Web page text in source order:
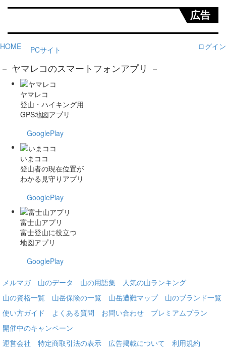
広告
HOME ログイン
PCサイト
－ ヤマレコのスマートフォンアプリ －
ヤマレコ
登山・ハイキング用
GPS地図アプリ
GooglePlay
いまココ
登山者の現在位置が
わかる見守りアプリ
GooglePlay
富士山アプリ
富士登山に役立つ
地図アプリ
GooglePlay
メルマガ 山のデータ 山の用語集
人気の山ランキング
山の資格一覧
山岳保険の一覧 山岳遭難マップ
山のブランド一覧
使い方ガイド
よくある質問 お問い合わせ
プレミアムプラン
開催中のキャンペーン
運営会社
特定商取引法の表示 広告掲載について
利用規約